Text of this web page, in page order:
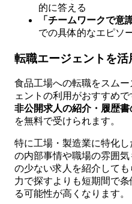
的に答える
「チームワークで意
での具体的なエピソ
転職エージェントを活
食品工場への転職をスム
ェントの利用がおすすめ
非公開求人の紹介・履歴
を無料で受けられます。
特に工場・製造業に特化
の内部事情や職場の雰囲
の少ない求人を紹介して
力で探すよりも短期間で
る可能性が高くなります。